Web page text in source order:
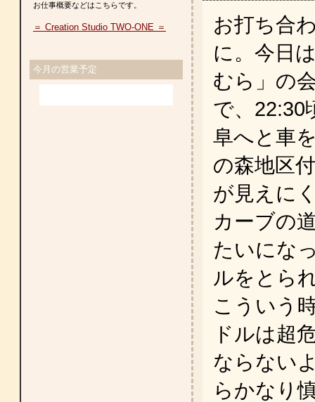
お仕事概要などはこちらです。
＝ Creation Studio TWO-ONE ＝
今月の営業予定
お打ち合
に。今日
むら」の
で、22:30
阜へと車
の森地区
が見えに
カーブの
たいにな
ルをとら
こういう
ドルは超
ならない
らかなり